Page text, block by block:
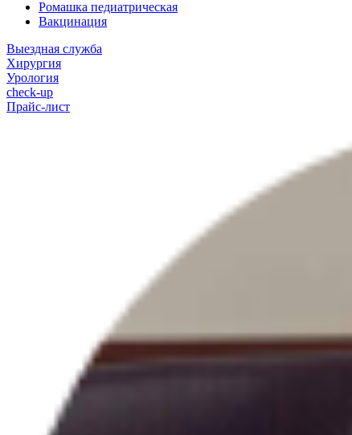
Ромашка педиатрическая
Вакцинация
Выездная служба
Хирургия
Урология
check-up
Прайс-лист